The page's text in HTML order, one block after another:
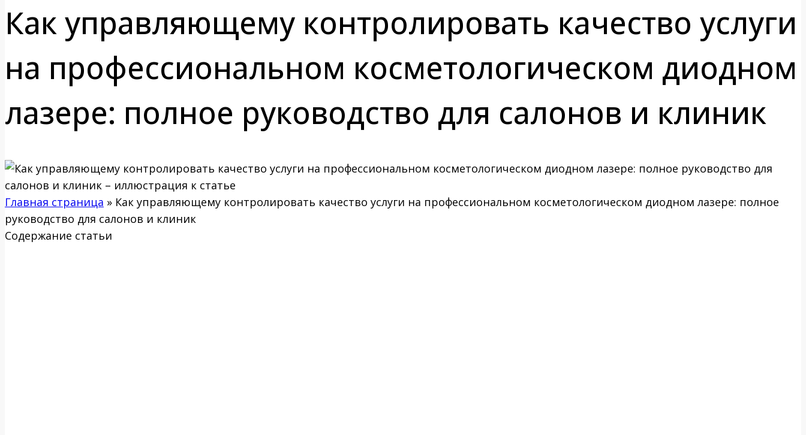
Как управляющему контролировать качество услуги
на профессиональном косметологическом диодном
лазере: полное руководство для салонов и клиник
Главная страница » Как управляющему контролировать качество услуги на профессиональном косметологическом диодном лазере: полное
руководство для салонов и клиник
Содержание статьи